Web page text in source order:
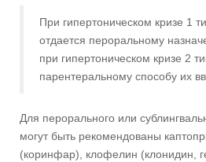
При гипертоническом кризе 1
отдается пероральному
при гипертоническом кризе 2
парентеральному способу их
Для перорального или
могут быть рекомендованы
(коринфар), клофелин (клонидин,